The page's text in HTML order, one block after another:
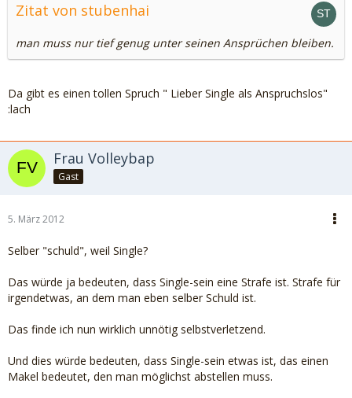
Zitat von stubenhai
man muss nur tief genug unter seinen Ansprüchen bleiben.
Da gibt es einen tollen Spruch " Lieber Single als Anspruchslos"
:lach
Frau Volleybap
Gast
5. März 2012
Selber "schuld", weil Single?
Das würde ja bedeuten, dass Single-sein eine Strafe ist. Strafe für
irgendetwas, an dem man eben selber Schuld ist.
Das finde ich nun wirklich unnötig selbstverletzend.
Und dies würde bedeuten, dass Single-sein etwas ist, das einen
Makel bedeutet, den man möglichst abstellen muss.